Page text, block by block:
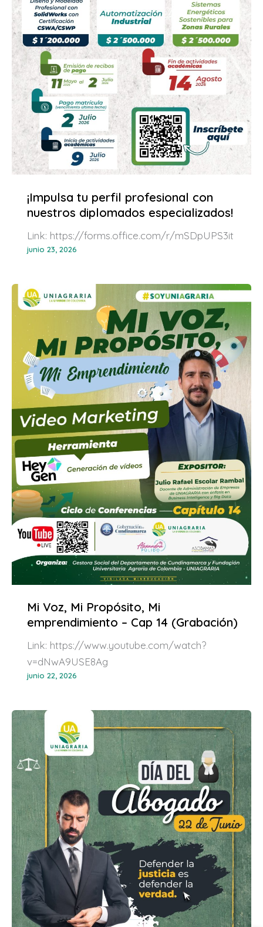
¡Impulsa tu perfil profesional con
nuestros diplomados especializados!
Link: https://forms.office.com/r/mSDpUPS3it
junio 23, 2026
Mi Voz, Mi Propósito, Mi
emprendimiento – Cap 14 (Grabación)
Link: https://www.youtube.com/watch?
v=dNwA9USE8Ag
junio 22, 2026